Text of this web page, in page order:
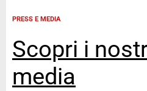
PRESS E MEDIA
Scopri i
media